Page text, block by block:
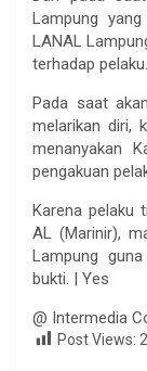
Lampung
LANAL
terhadap pelaku.
Pada saat
melarikan diri,
menanyakan
pengakuan
Karena pelaku
AL (Marinir),
Lampung
bukti. | Yes
@ Intermedia
Post Views: